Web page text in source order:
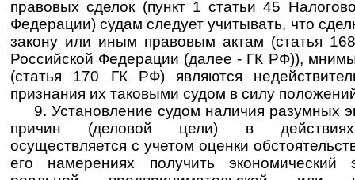
правовых сделок (пункт 1 статьи 45
Федерации) судам следует учитывать, что
закону или иным правовым актам (статья
Российской Федерации (далее - ГК РФ)),
(статья 170 ГК РФ) являются
признания их таковыми судом в силу
9. Установление судом наличия разумных
причин (деловой цели) в действиях
осуществляется с учетом оценки
его намерениях получить экономический